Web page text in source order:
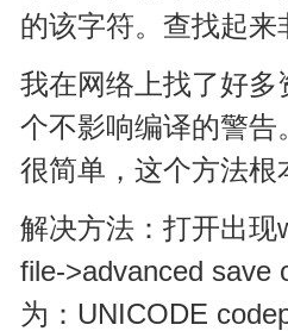
的该字符。查找起
我在网络上找了好
个不影响编译的警
很简单，这个方法
解决方法：打开出
file->advanced save
为：UNICODE